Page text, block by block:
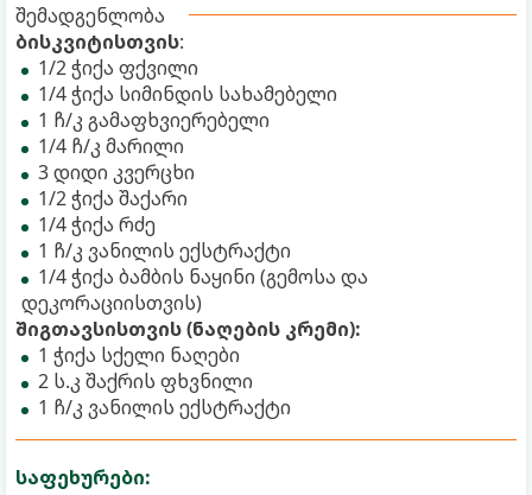
შემადგენლობა
ბისკვიტისთვის:
1/2 ჭიქა ფქვილი
1/4 ჭიქა სიმინდის სახამებელი
1 ჩ/კ გამაფხვიერებელი
1/4 ჩ/კ მარილი
3 დიდი კვერცხი
1/2 ჭიქა შაქარი
1/4 ჭიქა რძე
1 ჩ/კ ვანილის ექსტრაქტი
1/4 ჭიქა ბამბის ნაყინი (გემოსა და
დეკორაციისთვის)
შიგთავსისთვის (ნაღების კრემი):
1 ჭიქა სქელი ნაღები
2 ს.კ შაქრის ფხვნილი
1 ჩ/კ ვანილის ექსტრაქტი
საფეხურები: